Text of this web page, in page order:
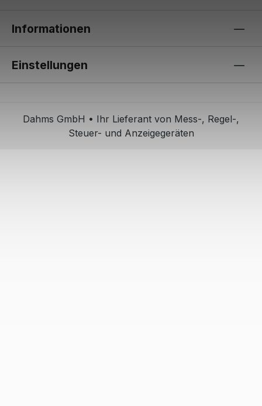
Informationen
Einstellungen
Dahms GmbH • Ihr Lieferant von Mess-, Regel-,
Steuer- und Anzeigegeräten